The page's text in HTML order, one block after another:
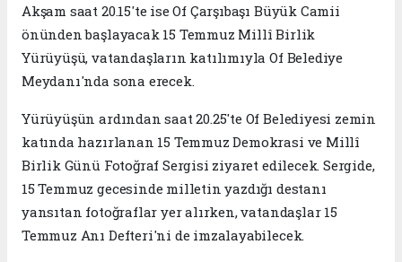
Akşam saat 20.15'te ise Of Çarşıbaşı Büyük Camii
önünden başlayacak 15 Temmuz Millî Birlik
Yürüyüşü, vatandaşların katılımıyla Of Belediye
Meydanı'nda sona erecek.
Yürüyüşün ardından saat 20.25'te Of Belediyesi zemin
katında hazırlanan 15 Temmuz Demokrasi ve Millî
Birlik Günü Fotoğraf Sergisi ziyaret edilecek. Sergide,
15 Temmuz gecesinde milletin yazdığı destanı
yansıtan fotoğraflar yer alırken, vatandaşlar 15
Temmuz Anı Defteri'ni de imzalayabilecek.